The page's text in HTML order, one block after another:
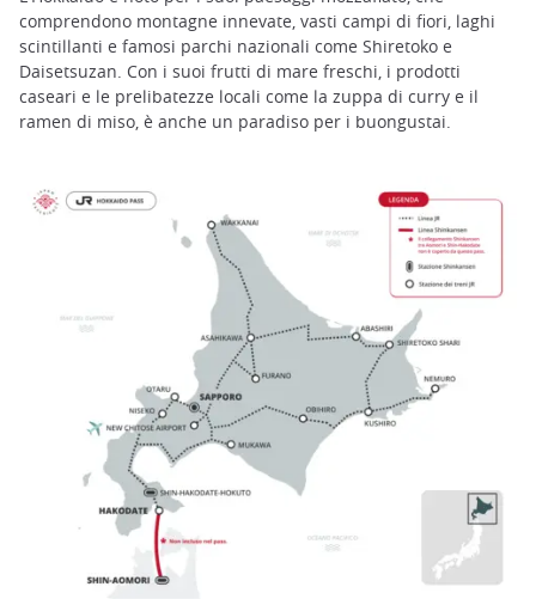
comprendono montagne innevate, vasti campi di fiori, laghi
scintillanti e famosi parchi nazionali come Shiretoko e
Daisetsuzan. Con i suoi frutti di mare freschi, i prodotti
caseari e le prelibatezze locali come la zuppa di curry e il
ramen di miso, è anche un paradiso per i buongustai.